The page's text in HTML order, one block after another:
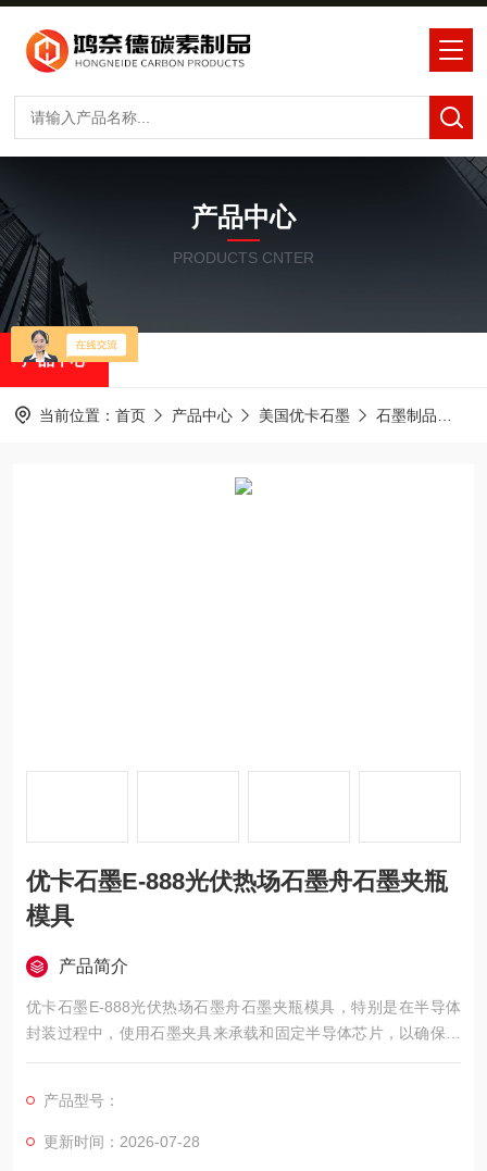
产品中心
PRODUCTS CNTER
产品中心
当前位置： 首页 产品中心 美国优卡石墨 石墨制品
优卡石墨E-888光伏热场石墨舟石墨夹瓶
模具
产品简介
优卡石墨E-888光伏热场石墨舟石墨夹瓶模具，特别是在半导体
封装过程中，使用石墨夹具来承载和固定半导体芯片，以确保芯
片在高温和特定气氛下的烧结过程中能够与其他组件稳定地结
产品型号：
更新时间：2026-07-28